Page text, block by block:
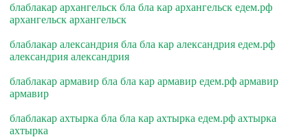
блаблакар архангельск бла бла кар архангельск едем.рф
архангельск архангельск
блаблакар александрия бла бла кар александрия едем.рф
александрия александрия
блаблакар армавир бла бла кар армавир едем.рф армавир
армавир
блаблакар ахтырка бла бла кар ахтырка едем.рф ахтырка
ахтырка